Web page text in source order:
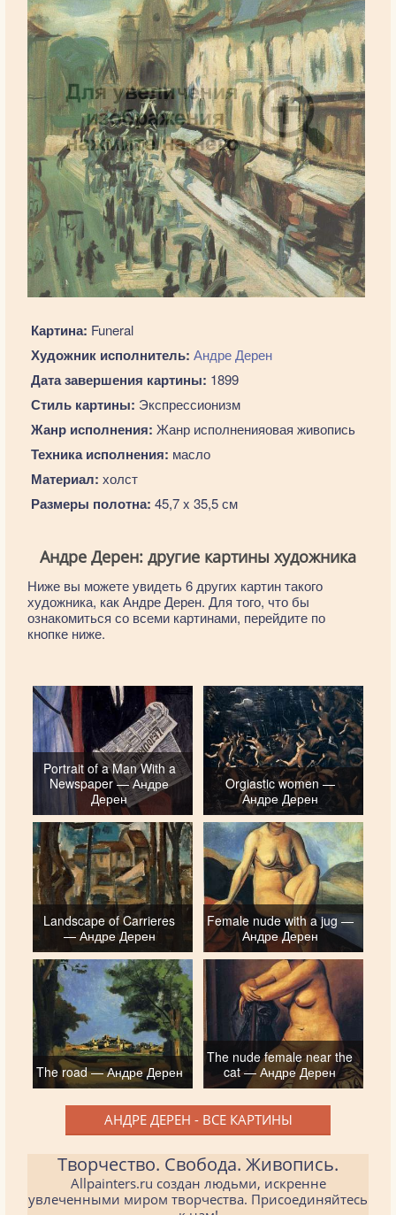
Картина: Funeral
Художник исполнитель: Андре Дерен
Дата завершения картины: 1899
Стиль картины: Экспрессионизм
Жанр исполнения: Жанр исполненияовая живопись
Техника исполнения: масло
Материал: холст
Размеры полотна: 45,7 x 35,5 см
Андре Дерен: другие картины художника
Ниже вы можете увидеть 6 других картин такого
художника, как Андре Дерен. Для того, что бы
ознакомиться со всеми картинами, перейдите по
кнопке ниже.
Portrait of a Man With a
Newspaper — Андре
Дерен
Orgiastic women —
Андре Дерен
Landscape of Carrieres
— Андре Дерен
Female nude with a jug —
Андре Дерен
The road — Андре Дерен
The nude female near the
cat — Андре Дерен
АНДРЕ ДЕРЕН - ВСЕ КАРТИНЫ
Творчество. Свобода. Живопись.
Allpainters.ru создан людьми, искренне
увлеченными миром творчества. Присоединяйтесь